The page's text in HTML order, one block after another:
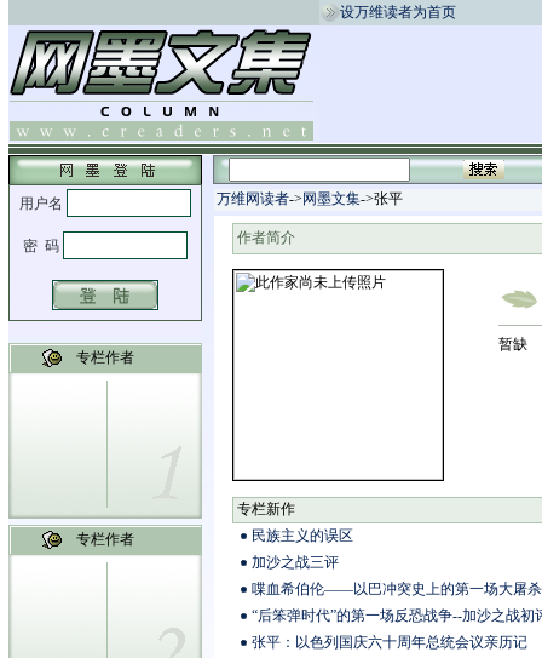
设万维读者为首页
专栏作者
专栏作者
万维网读者-> 网墨文集->张平
作者简介
暂缺
专栏新作
民族主义的误区
加沙之战三评
喋血希伯伦——以巴冲突史上的第一场大屠杀
“后笨弹时代”的第一场反恐战争--加沙之战初
张平：以色列国庆六十周年总统会议亲历记